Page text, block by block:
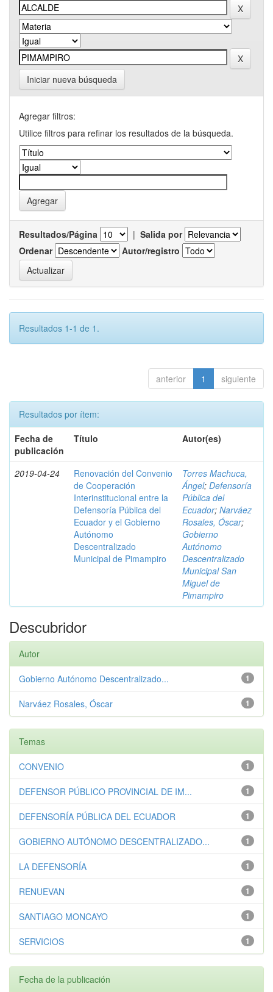
Iniciar nueva búsqueda
Agregar filtros:
Utilice filtros para refinar los resultados de la búsqueda.
Resultados/Página | Salida por
Ordenar
Autor/registro
Resultados 1-1 de 1.
anterior 1 siguiente
Resultados por ítem:
Fecha de
publicación
Título Autor(es)
2019-04-24
Renovación del Convenio
de Cooperación
Interinstitucional entre la
Defensoría Pública del
Ecuador y el Gobierno
Autónomo
Descentralizado
Municipal de Pimampiro
Torres Machuca,
Ángel; Defensoría
Pública del
Ecuador; Narváez
Rosales, Óscar;
Gobierno
Autónomo
Descentralizado
Municipal San
Miguel de
Pimampiro
Descubridor
Autor
1
Gobierno Autónomo Descentralizado...
1
Narváez Rosales, Óscar
Temas
1
CONVENIO
1
DEFENSOR PÚBLICO PROVINCIAL DE IM...
1
DEFENSORÍA PÚBLICA DEL ECUADOR
1
GOBIERNO AUTÓNOMO DESCENTRALIZADO...
1
LA DEFENSORÍA
1
RENUEVAN
1
SANTIAGO MONCAYO
1
SERVICIOS
Fecha de la publicación